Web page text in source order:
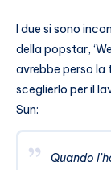
I due si sono
della popstar,
avrebbe perso
sceglierlo per il
Sun:
Quando